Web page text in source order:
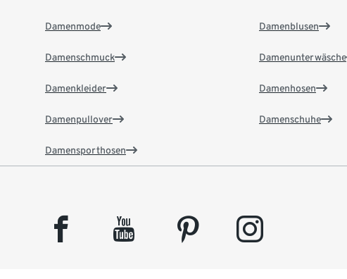
Damenmode
Damenschmuck
Damenkleider
Damenpullover
Damensporthosen
Damenblusen
Damenunterwäsche
Damenhosen
Damenschuhe
facebook youtube pinterest instagram